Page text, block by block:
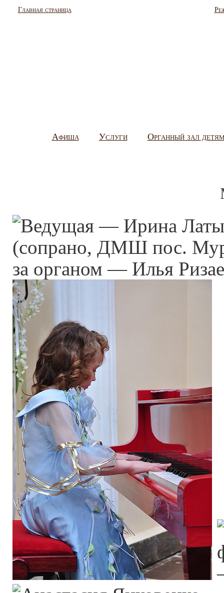
Главная страница
Афиша Услуги Органный зал